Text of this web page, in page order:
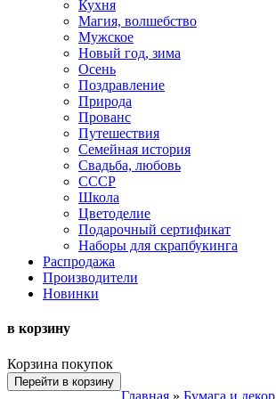
Кухня
Магия, волшебство
Мужское
Новый год, зима
Осень
Поздравление
Природа
Прованс
Путешествия
Семейная история
Свадьба, любовь
СССР
Школа
Цветоделие
Подарочный сертификат
Наборы для скрапбукинга
Распродажа
Производители
Новинки
в корзину
Корзина покупок
Перейти в корзину
Главная » Бумага и декор